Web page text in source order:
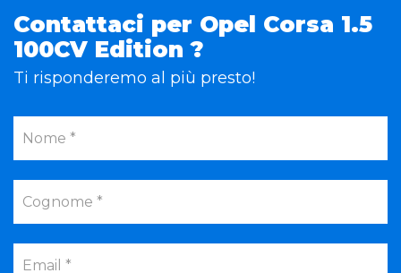
Contattaci per Opel Corsa 1.5
100CV Edition ?
Ti risponderemo al più presto!